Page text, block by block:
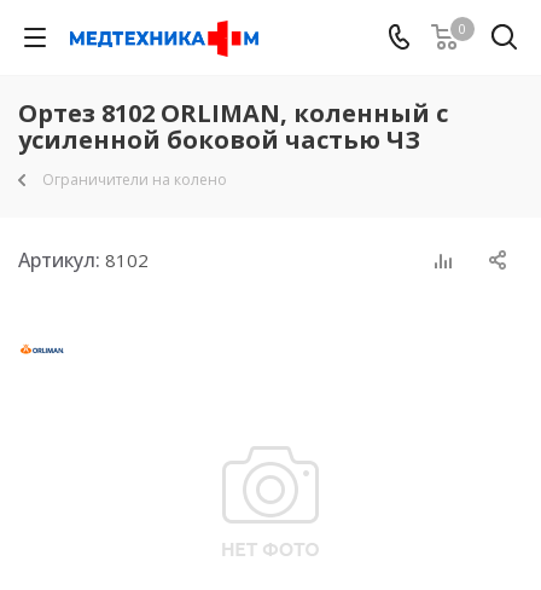
0
Ортез 8102 ORLIMAN, коленный с
усиленной боковой частью ЧЗ
Ограничители на колено
Артикул: 8102